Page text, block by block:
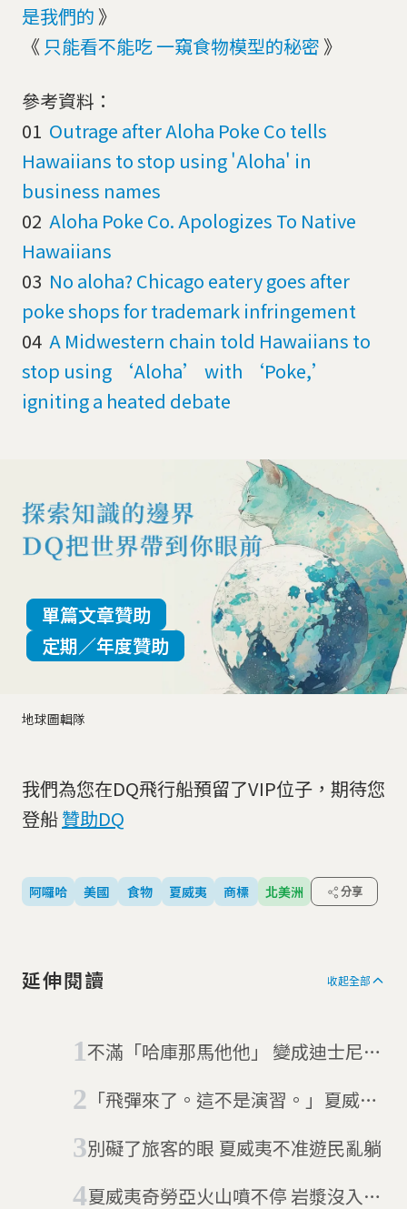
是我們的 》
《 只能看不能吃 一窺食物模型的秘密 》
參考資料：
01 Outrage after Aloha Poke Co tells
Hawaiians to stop using 'Aloha' in
business names
02 Aloha Poke Co. Apologizes To Native
Hawaiians
03 No aloha? Chicago eatery goes after
poke shops for trademark infringement
04 A Midwestern chain told Hawaiians to
stop using ‘Aloha’ with ‘Poke,’
igniting a heated debate
地球圖輯隊
單篇文章贊助
定期／年度贊助
我們為您在DQ飛行船預留了VIP位子，期待您
登船贊助DQ
阿囉哈 美國 食物 夏威夷 商標 北美洲 分享
延伸閱讀 收起全部
不滿「哈庫那馬他他」 變成迪士尼商
「飛彈來了。這不是演習。」夏威夷
別礙了旅客的眼 夏威夷不准遊民亂躺
夏威夷奇勞亞火山噴不停 岩漿沒入海